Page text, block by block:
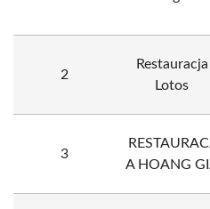
2
Restauracja
Lotos
3
A HOANG